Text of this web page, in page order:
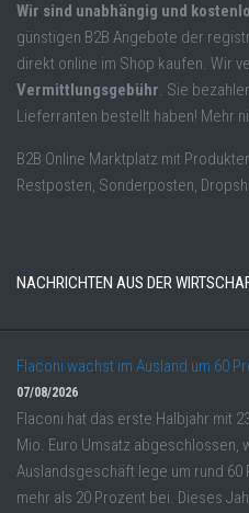
Wir sind unabhängig und
günstigen B2B Angebote der
direkt online im Shop kaufen. Wir
Vermittlungsgebühr. Sie
Lieferranten bestellt haben! Mehr
B2B Online Marktplatz mit
Restposten, Sonderposten,
NACHRICHTEN AUS DER
Flaconi wächst im Ausland um 60
07/08/2026
Flaconi hat das erste Halbjahr mit
Mio. Euro Umsatz abgeschlossen,
Auslandsgeschäft lege um rund
mehr als 20 Prozent bei. Dieses